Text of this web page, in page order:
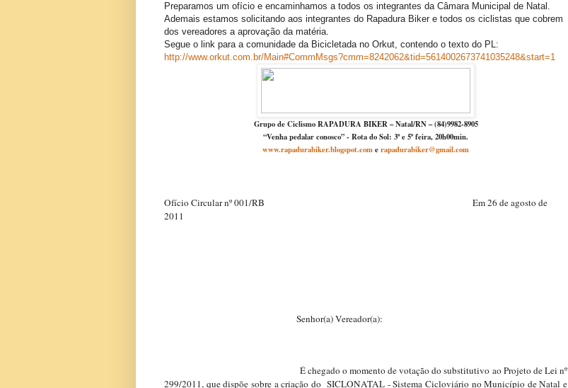
Preparamos um ofício e encaminhamos a todos os integrantes da Câmara Municipal de Natal.
Ademais estamos solicitando aos integrantes do Rapadura Biker e todos os ciclistas que cobrem
dos vereadores a aprovação da matéria.
Segue o link para a comunidade da Bicicletada no Orkut, contendo o texto do PL:
http://www.orkut.com.br/Main#CommMsgs?cmm=8242062&tid=5614002673741035248&start=1
Grupo de Ciclismo RAPADURA BIKER – Natal/RN – (84)9982-8905
“Venha pedalar conosco” - Rota do Sol: 3ª e 5ª feira, 20h00min.
www.rapadurabiker.blogspot.comerapadurabiker@gmail.com
Ofício Circular nº 001/RB Em 26 de agosto de
2011
Senhor(a) Vereador(a):
É chegado o momento de votação do substitutivo ao Projeto de Lei nº
299/2011, que dispõe sobre a criação do SICLONATAL - Sistema Cicloviário no Município de Natal e